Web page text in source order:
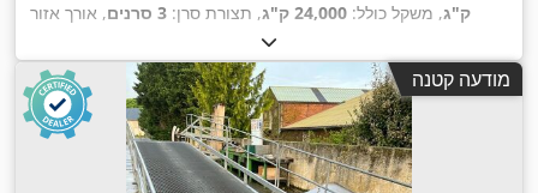
ק"ג, משקל כולל: 24,000 ק"ג , תצורת סרן: 3 סרנים
, אורך אזור
, מתלה:
בסיס גלגלים:8,795 מ"מ , ציוד:מערכת בלימה למניעת נעילה
(ABS), מודעה קטנה